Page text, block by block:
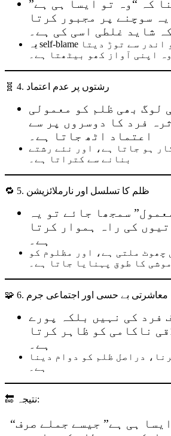
کہ “وہ تو ایسا ہی ہے”
سوچنے پر مجبور کرتا
شاید غلطی اسی کی ہے۔
یہ self-blame کا رویہ انسان کو اندر سے توڑ دیتا
اپنی آواز کھو بیٹھتا ہے۔
🧬 4. رشتوں پر عدم اعتماد
لوگ بھی ظلم کو معمولی
فرد کا دوسروں پر سے
اعتماد اٹھ جاتا ہے۔
ہو جاتا ہے، اور نئے رشتے
بنانے سے کتراتا ہے۔
🔁 5. ظلم کا تسلسل اور نارملائزیشن
سمجھا جائے تو یہ
کی راہ ہموار کرتا
ہے۔
چھوٹ ملتی ہے، اور مظلوم کو
کا طوق پہنایا جاتا ہے۔
🧩 6. معاشرتی بے حسی اور اجتماعی جرم
فرد کی نہیں بلکہ پورے
ناکامی کو ظاہر کرتا
ہے۔
دراصل ظلم کو دوام دینا
ہے۔
🔚 نتیجہ:
“جانے دو، وہ تو ایسا ہی ہے” جیسے جملے صرف